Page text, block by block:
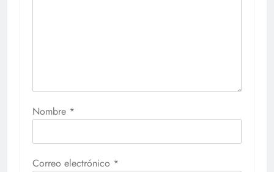
Nombre *
Correo electrónico *